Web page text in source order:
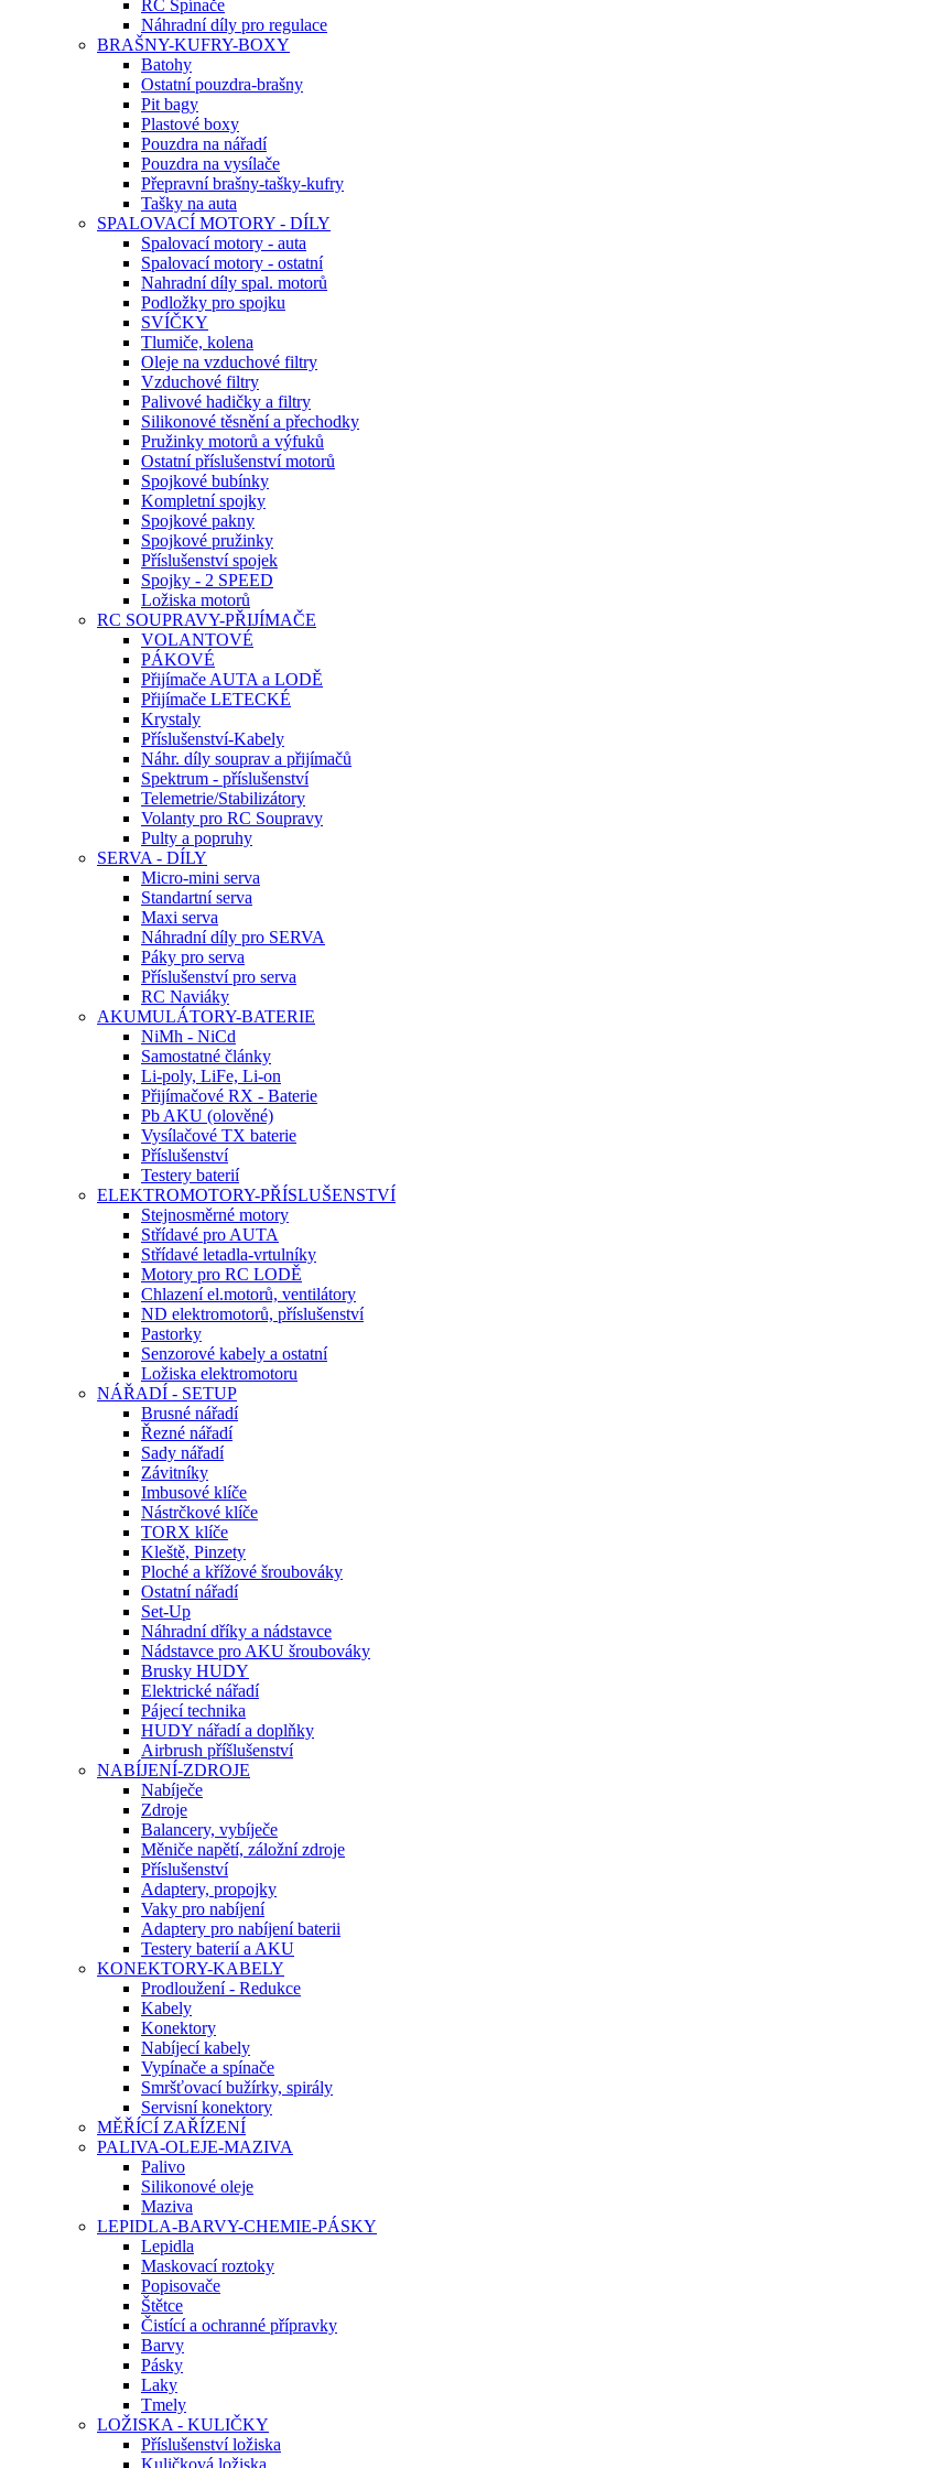
RC Spínače
Náhradní díly pro regulace
BRAŠNY-KUFRY-BOXY
Batohy
Ostatní pouzdra-brašny
Pit bagy
Plastové boxy
Pouzdra na nářadí
Pouzdra na vysílače
Přepravní brašny-tašky-kufry
Tašky na auta
SPALOVACÍ MOTORY - DÍLY
Spalovací motory - auta
Spalovací motory - ostatní
Nahradní díly spal. motorů
Podložky pro spojku
SVÍČKY
Tlumiče, kolena
Oleje na vzduchové filtry
Vzduchové filtry
Palivové hadičky a filtry
Silikonové těsnění a přechodky
Pružinky motorů a výfuků
Ostatní příslušenství motorů
Spojkové bubínky
Kompletní spojky
Spojkové pakny
Spojkové pružinky
Příslušenství spojek
Spojky - 2 SPEED
Ložiska motorů
RC SOUPRAVY-PŘIJÍMAČE
VOLANTOVÉ
PÁKOVÉ
Přijímače AUTA a LODĚ
Přijímače LETECKÉ
Krystaly
Příslušenství-Kabely
Náhr. díly souprav a přijímačů
Spektrum - příslušenství
Telemetrie/Stabilizátory
Volanty pro RC Soupravy
Pulty a popruhy
SERVA - DÍLY
Micro-mini serva
Standartní serva
Maxi serva
Náhradní díly pro SERVA
Páky pro serva
Příslušenství pro serva
RC Naviáky
AKUMULÁTORY-BATERIE
NiMh - NiCd
Samostatné články
Li-poly, LiFe, Li-on
Přijímačové RX - Baterie
Pb AKU (olověné)
Vysílačové TX baterie
Příslušenství
Testery baterií
ELEKTROMOTORY-PŘÍSLUŠENSTVÍ
Stejnosměrné motory
Střídavé pro AUTA
Střídavé letadla-vrtulníky
Motory pro RC LODĚ
Chlazení el.motorů, ventilátory
ND elektromotorů, příslušenství
Pastorky
Senzorové kabely a ostatní
Ložiska elektromotoru
NÁŘADÍ - SETUP
Brusné nářadí
Řezné nářadí
Sady nářadí
Závitníky
Imbusové klíče
Nástrčkové klíče
TORX klíče
Kleště, Pinzety
Ploché a křížové šroubováky
Ostatní nářadí
Set-Up
Náhradní dříky a nádstavce
Nádstavce pro AKU šroubováky
Brusky HUDY
Elektrické nářadí
Pájecí technika
HUDY nářadí a doplňky
Airbrush příšlušenství
NABÍJENÍ-ZDROJE
Nabíječe
Zdroje
Balancery, vybíječe
Měniče napětí, záložní zdroje
Příslušenství
Adaptery, propojky
Vaky pro nabíjení
Adaptery pro nabíjení baterii
Testery baterií a AKU
KONEKTORY-KABELY
Prodloužení - Redukce
Kabely
Konektory
Nabíjecí kabely
Vypínače a spínače
Smršťovací bužírky, spirály
Servisní konektory
MĚŘÍCÍ ZAŘÍZENÍ
PALIVA-OLEJE-MAZIVA
Palivo
Silikonové oleje
Maziva
LEPIDLA-BARVY-CHEMIE-PÁSKY
Lepidla
Maskovací roztoky
Popisovače
Štětce
Čistící a ochranné přípravky
Barvy
Pásky
Laky
Tmely
LOŽISKA - KULIČKY
Příslušenství ložiska
Kuličková ložiska